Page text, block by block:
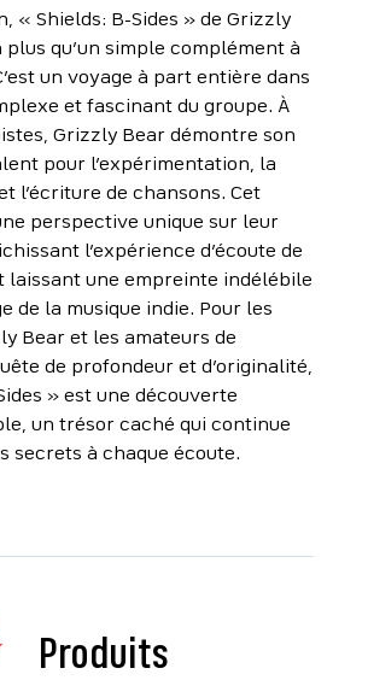
« Shields: B-Sides » de Grizzly
plus qu’un simple complément à
un voyage à part entière dans
et fascinant du groupe. À
Grizzly Bear démontre son
pour l’expérimentation, la
l’écriture de chansons. Cet
perspective unique sur leur
l’expérience d’écoute de
laissant une empreinte indélébile
de la musique indie. Pour les
Bear et les amateurs de
de profondeur et d’originalité,
» est une découverte
un trésor caché qui continue
secrets à chaque écoute.
Produits